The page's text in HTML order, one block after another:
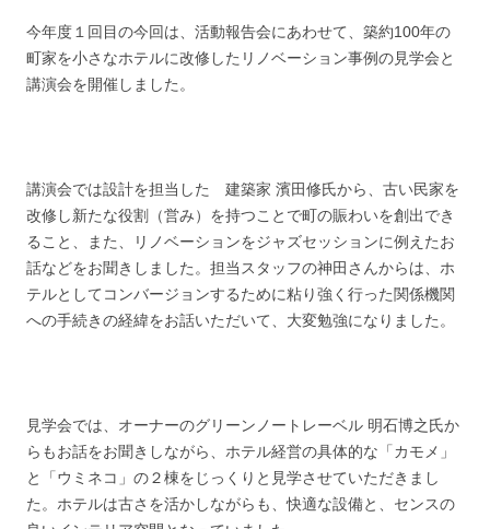
今年度１回目の今回は、活動報告会にあわせて、築約100年の
町家を小さなホテルに改修したリノベーション事例の見学会と
講演会を開催しました。
講演会では設計を担当した 建築家 濱田修氏から、古い民家を
改修し新たな役割（営み）を持つことで町の賑わいを創出でき
ること、また、リノベーションをジャズセッションに例えたお
話などをお聞きしました。担当スタッフの神田さんからは、ホ
テルとしてコンバージョンするために粘り強く行った関係機関
への手続きの経緯をお話いただいて、大変勉強になりました。
見学会では、オーナーのグリーンノートレーベル 明石博之氏か
らもお話をお聞きしながら、ホテル経営の具体的な「カモメ」
と「ウミネコ」の２棟をじっくりと見学させていただきまし
た。ホテルは古さを活かしながらも、快適な設備と、センスの